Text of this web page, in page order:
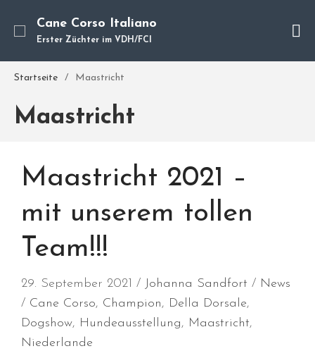
Hundepension
Über mich
Hundevermittlung
Cane Corso Italiano
Erster Züchter im VDH/FCI
Startseite / Maastricht
Maastricht
Maastricht 2021 –
mit unserem tollen
Team!!!
29. September 2021 Johanna Sandfort
News
Cane Corso, Champion, Della Dorsale,
Dogshow, Hundeausstellung, Maastricht,
Niederlande